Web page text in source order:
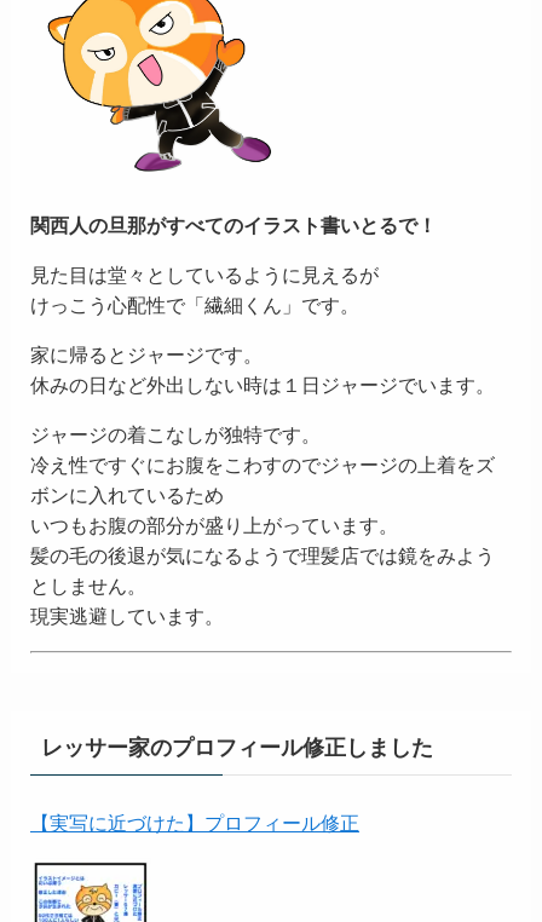
関西人の旦那がすべてのイラスト書いとるで！
見た目は堂々としているように見えるが
けっこう心配性で「繊細くん」です。
家に帰るとジャージです。
休みの日など外出しない時は１日ジャージでいます。
ジャージの着こなしが独特です。
冷え性ですぐにお腹をこわすのでジャージの上着をズ
ボンに入れているため
いつもお腹の部分が盛り上がっています。
髪の毛の後退が気になるようで理髪店では鏡をみよう
としません。
現実逃避しています。
レッサー家のプロフィール修正しました
【実写に近づけた】プロフィール修正